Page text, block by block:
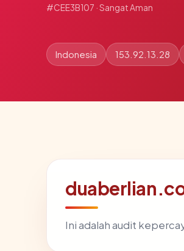
#CEE3B107 · Sangat Aman
Indonesia 153.92.13.28
Ini adalah audit